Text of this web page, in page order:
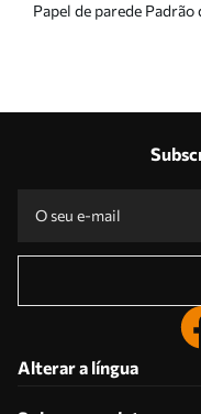
Papel de parede
Alterar a língua